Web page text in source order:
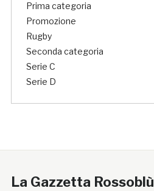
Prima categoria
Promozione
Rugby
Seconda categoria
Serie C
Serie D
La Gazzetta Rossoblù